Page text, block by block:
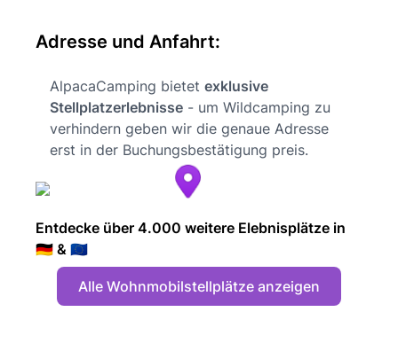
Adresse und Anfahrt:
AlpacaCamping bietet exklusive
Stellplatzerlebnisse - um Wildcamping zu
verhindern geben wir die genaue Adresse
erst in der Buchungsbestätigung preis.
Entdecke über 4.000 weitere Elebnisplätze in
🇩🇪 & 🇪🇺
Alle Wohnmobilstellplätze anzeigen